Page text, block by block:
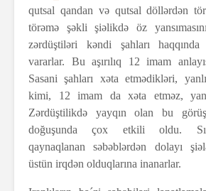
qutsal qandan və qutsal döllərdən
törəmə şəkli şiəlikdə öz
zərdüştiləri kəndi şahları haqqında
vararlar. Bu aşırılıq 12 imam
Sasani şahları xəta etmədikləri,
kimi, 12 imam da xəta etməz,
Zərdüştilikdə yayqın olan bu
doğuşunda çox etkili oldu.
qaynaqlanan səbəblərdən dolayı
üstün irqdən olduqlarına inanarlar.